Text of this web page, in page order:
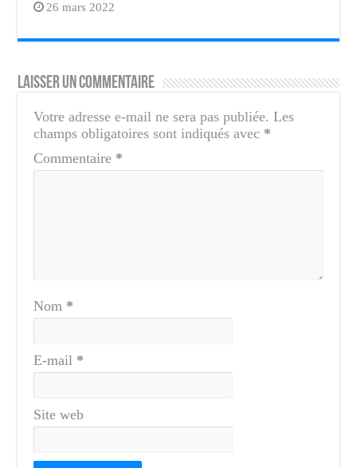
26 mars 2022
Laisser un commentaire
Votre adresse e-mail ne sera pas publiée. Les
champs obligatoires sont indiqués avec *
Commentaire *
Nom *
E-mail *
Site web